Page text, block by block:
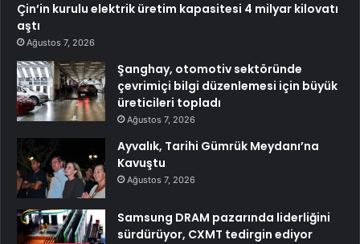
Çin’in kurulu elektrik üretim kapasitesi 4 milyar kilovatı
aştı
Ağustos 7, 2026
Şanghay, otomotiv sektöründe
çevrimiçi bilgi düzenlemesi için büyük
üreticileri topladı
Ağustos 7, 2026
Ayvalık, Tarihi Gümrük Meydanı’na
Kavuştu
Ağustos 7, 2026
Samsung DRAM pazarında liderliğini
sürdürüyor, CXMT tedirgin ediyor